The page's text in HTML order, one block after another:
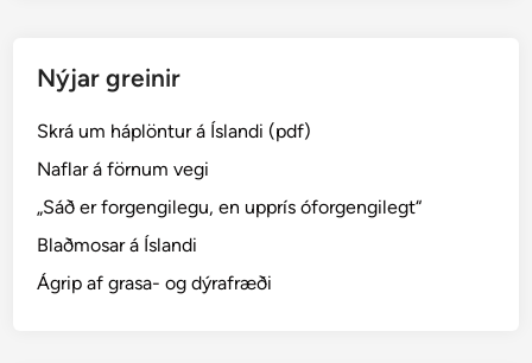
a
J
ó
a
s
a
Nýjar greinir
Skrá um háplöntur á Íslandi (pdf)
Naflar á förnum vegi
„Sáð er forgengilegu, en upprís óforgengilegt“
Blaðmosar á Íslandi
Ágrip af grasa- og dýrafræði